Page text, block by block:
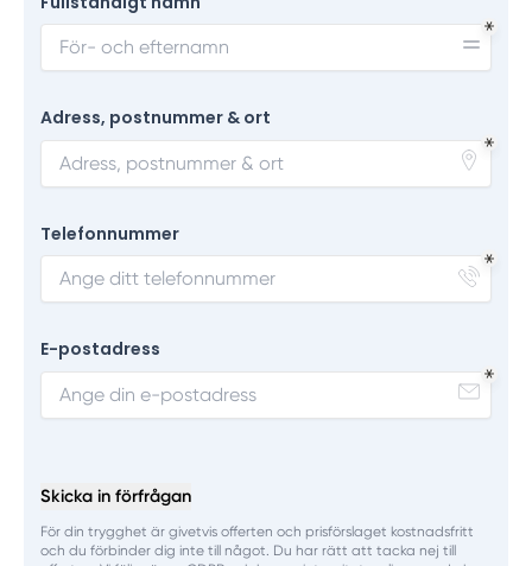
Adress, postnummer & ort
Telefonnummer
E-postadress
Skicka in förfrågan
För din trygghet är givetvis offerten och prisförslaget kostnadsfritt
och du förbinder dig inte till något. Du har rätt att tacka nej till